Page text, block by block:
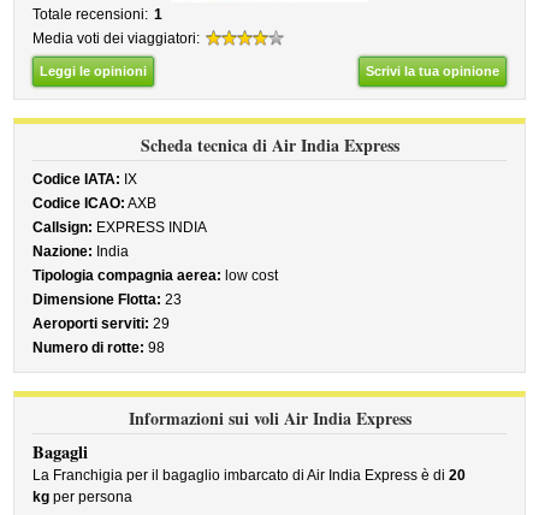
Totale recensioni: 1
Media voti dei viaggiatori:
Leggi le opinioni Scrivi la tua opinione
Scheda tecnica di Air India Express
Codice IATA: IX
Codice ICAO: AXB
Callsign: EXPRESS INDIA
Nazione: India
Tipologia compagnia aerea: low cost
Dimensione Flotta: 23
Aeroporti serviti: 29
Numero di rotte: 98
Informazioni sui voli Air India Express
Bagagli
La Franchigia per il bagaglio imbarcato di Air India Express è di20
kg per persona